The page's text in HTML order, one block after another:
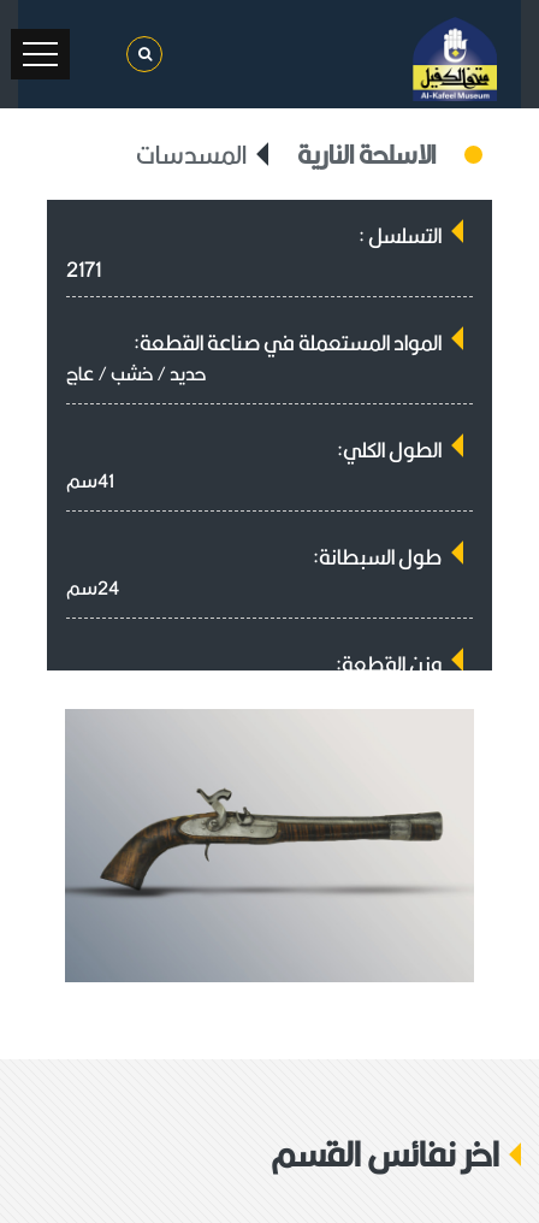
الاسلحة النارية المسدسات
التسلسل :
2171
المواد المستعملة في صناعة القطعة:
حديد / خشب / عاج
الطول الكلي:
41سم
طول السبطانة:
24سم
وزن القطعة:
طول القبضة:
10سم
آلية العمل:
اخر نفائس القسم